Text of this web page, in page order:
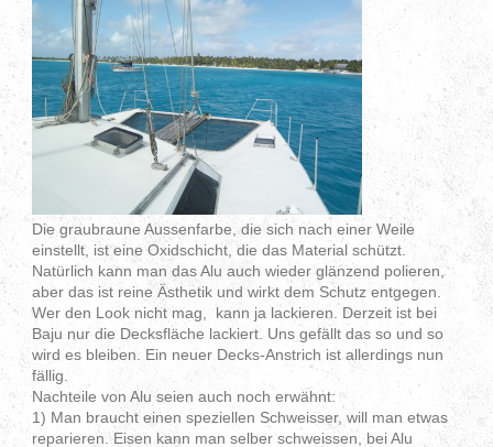
Die graubraune Aussenfarbe, die sich nach einer Weile
einstellt, ist eine Oxidschicht, die das Material schützt.
Natürlich kann man das Alu auch wieder glänzend polieren,
aber das ist reine Ästhetik und wirkt dem Schutz entgegen.
Wer den Look nicht mag, kann ja lackieren. Derzeit ist bei
Baju nur die Decksfläche lackiert. Uns gefällt das so und so
wird es bleiben. Ein neuer Decks-Anstrich ist allerdings nun
fällig.
Nachteile von Alu seien auch noch erwähnt:
1) Man braucht einen speziellen Schweisser, will man etwas
reparieren. Eisen kann man selber schweissen, bei Alu